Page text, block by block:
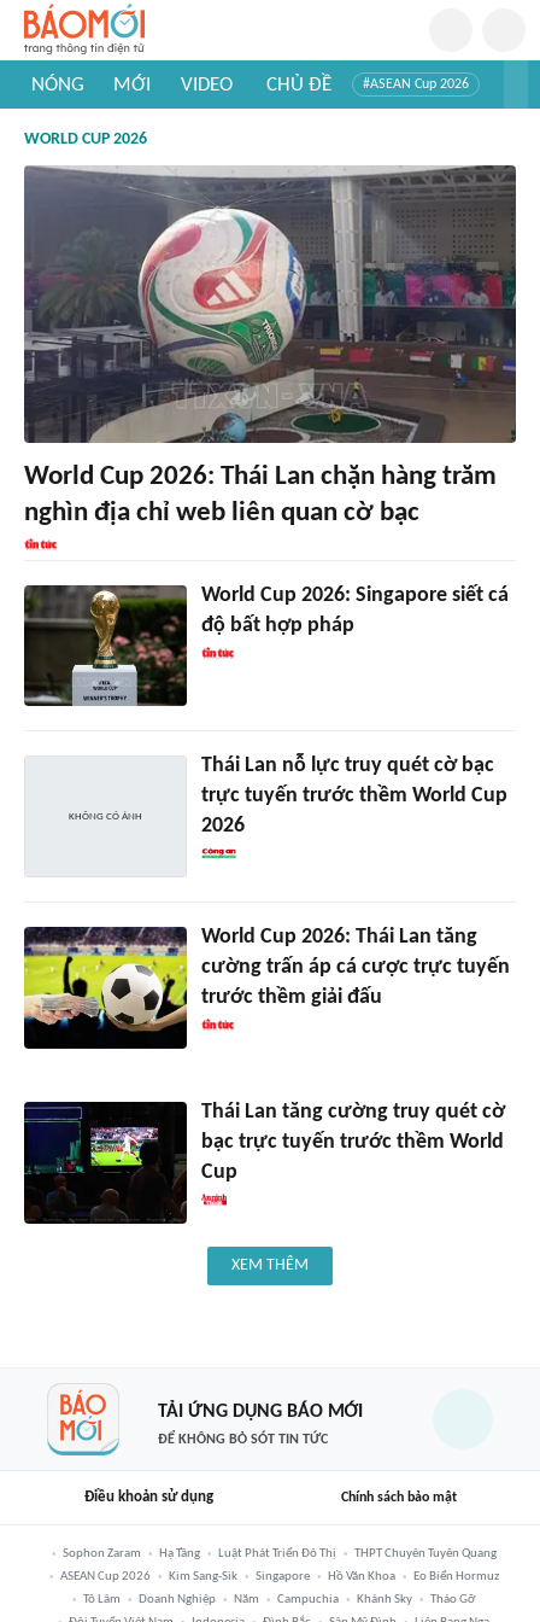
NÓNG MỚI VIDEO CHỦ ĐỀ #ASEAN Cup 2026
#Khám phá thế giới
WORLD CUP 2026
World Cup 2026: Thái Lan chặn hàng trăm
nghìn địa chỉ web liên quan cờ bạc
World Cup 2026: Singapore siết cá
độ bất hợp pháp
Thái Lan nỗ lực truy quét cờ bạc
trực tuyến trước thềm World Cup
2026
World Cup 2026: Thái Lan tăng
cường trấn áp cá cược trực tuyến
trước thềm giải đấu
Thái Lan tăng cường truy quét cờ
bạc trực tuyến trước thềm World
Cup
XEM THÊM
TẢI ỨNG DỤNG BÁO MỚI
ĐỂ KHÔNG BỎ SÓT TIN TỨC
Điều khoản sử dụng Chính sách bảo mật
Sophon Zaram Hạ Tầng Luật Phát Triển Đô Thị
THPT Chuyên Tuyên Quang
ASEAN Cup 2026
Kim Sang-Sik Singapore Hồ Văn Khoa
Eo Biển Hormuz
Tô Lâm
Doanh Nghiệp Năm Campuchia Khánh Sky
Tháo Gỡ